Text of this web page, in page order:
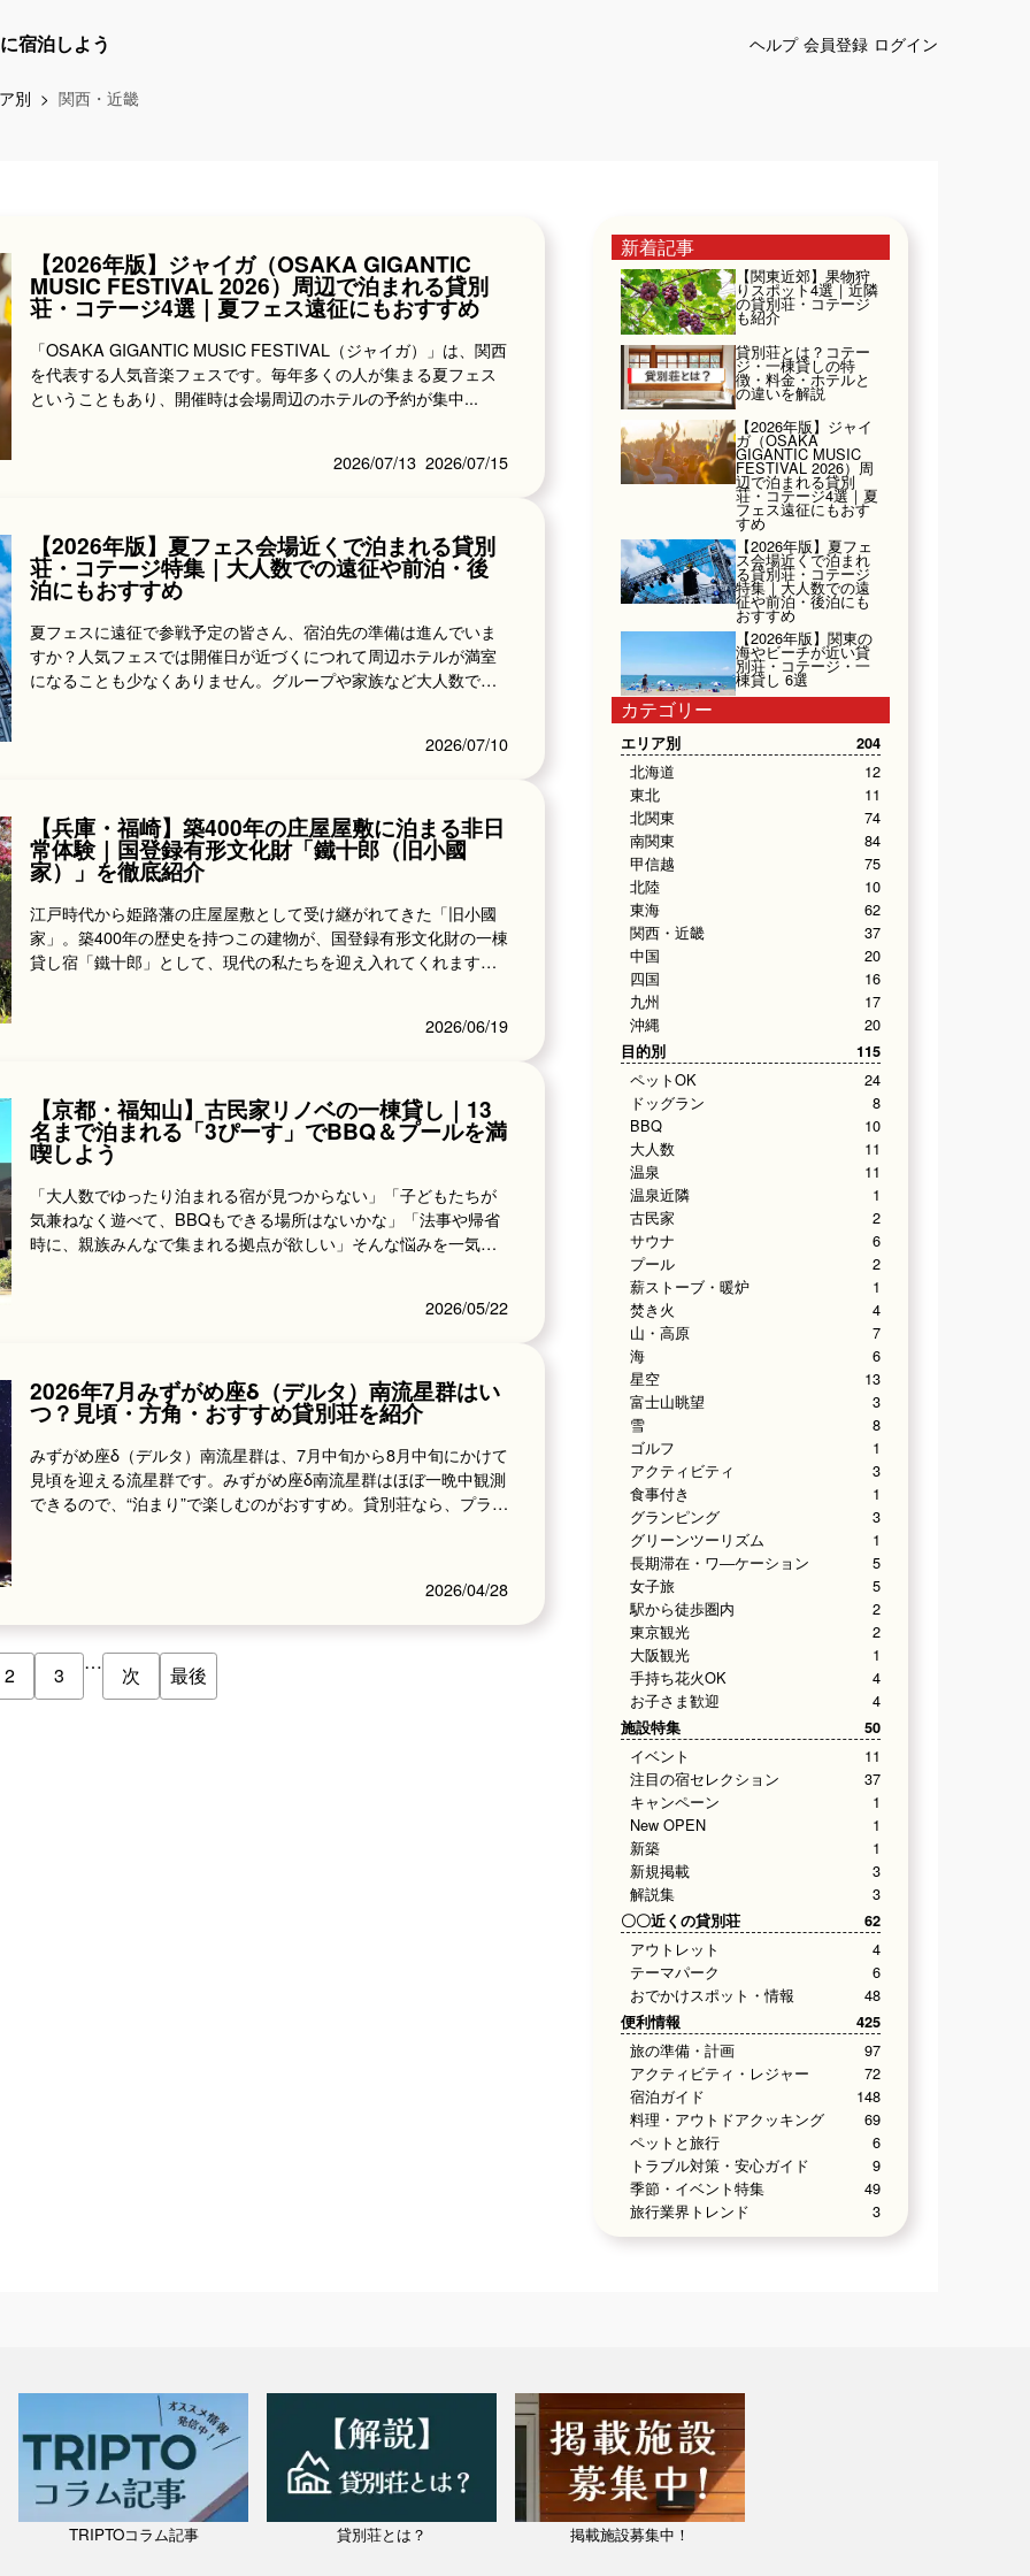
宿泊しよう ヘルプ 会員登録 ログイン
別 関西・近畿
【2026年版】ジャイガ（OSAKA GIGANTIC
MUSIC FESTIVAL 2026）周辺で泊まれる貸別
荘・コテージ4選｜夏フェス遠征にもおすすめ
「OSAKA GIGANTIC MUSIC FESTIVAL（ジャイガ）」は、関西
を代表する人気音楽フェスです。毎年多くの人が集まる夏フェス
ということもあり、開催時は会場周辺のホテルの予約が集中...
2026/07/13 2026/07/15
【2026年版】夏フェス会場近くで泊まれる貸別
荘・コテージ特集｜大人数での遠征や前泊・後
泊にもおすすめ
夏フェスに遠征で参戦予定の皆さん、宿泊先の準備は進んでいま
すか？人気フェスでは開催日が近づくにつれて周辺ホテルが満室
になることも少なくありません。グループや家族など大人数での
2026/07/10
【兵庫・福崎】築400年の庄屋屋敷に泊まる非日
常体験｜国登録有形文化財「鐵十郎（旧小國
家）」を徹底紹介
江戸時代から姫路藩の庄屋屋敷として受け継がれてきた「旧小國
家」。築400年の歴史を持つこの建物が、国登録有形文化財の一棟
貸し宿「鐵十郎」として、現代の私たちを迎え入れてくれます。
2026/06/19
【京都・福知山】古民家リノベの一棟貸し｜13
名まで泊まれる「3ぴーす」でBBQ＆プールを満
喫しよう
「大人数でゆったり泊まれる宿が見つからない」「子どもたちが
気兼ねなく遊べて、BBQもできる場所はないかな」「法事や帰省
時に、親族みんなで集まれる拠点が欲しい」そんな悩みを一気に
2026/05/22
2026年7月みずがめ座δ（デルタ）南流星群はい
つ？見頃・方角・おすすめ貸別荘を紹介
みずがめ座δ（デルタ）南流星群は、7月中旬から8月中旬にかけて
見頃を迎える流星群です。みずがめ座δ南流星群はほぼ一晩中観測
できるので、“泊まり”で楽しむのがおすすめ。貸別荘なら、プライ
2026/04/28
2 3
…
次 最後
新着記事
【関東近郊】果物狩
りスポット4選｜近隣
の貸別荘・コテージ
も紹介
貸別荘とは？コテー
ジ・一棟貸しの特
徴・料金・ホテルと
の違いを解説
【2026年版】ジャイ
ガ（OSAKA
GIGANTIC MUSIC
FESTIVAL 2026）周
辺で泊まれる貸別
荘・コテージ4選｜夏
フェス遠征にもおす
すめ
【2026年版】夏フェ
ス会場近くで泊まれ
る貸別荘・コテージ
特集｜大人数での遠
征や前泊・後泊にも
おすすめ
【2026年版】関東の
海やビーチが近い貸
別荘・コテージ・一
棟貸し 6選
カテゴリー
エリア別 204
北海道
12
東北
11
北関東
74
南関東
84
甲信越
75
北陸
10
東海
62
関西・近畿
37
中国
20
四国
16
九州
17
沖縄
20
目的別 115
ペットOK
24
ドッグラン
8
BBQ
10
大人数
11
温泉
11
温泉近隣
1
古民家
2
サウナ
6
プール
2
薪ストーブ・暖炉
1
焚き火
4
山・高原
7
海
6
星空
13
富士山眺望
3
雪
8
ゴルフ
1
アクティビティ
3
食事付き
1
グランピング
3
グリーンツーリズム
1
長期滞在・ワ―ケーション
5
女子旅
5
駅から徒歩圏内
2
東京観光
2
大阪観光
1
手持ち花火OK
4
お子さま歓迎
4
施設特集 50
イベント
11
注目の宿セレクション
37
キャンペーン
1
New OPEN
1
新築
1
新規掲載
3
解説集
3
〇〇近くの貸別荘 62
アウトレット
4
テーマパーク
6
おでかけスポット・情報
48
便利情報 425
旅の準備・計画
97
アクティビティ・レジャー
72
宿泊ガイド
148
料理・アウトドアクッキング
69
ペットと旅行
6
トラブル対策・安心ガイド
9
季節・イベント特集
49
旅行業界トレンド
3
TRIPTOコラム記事 貸別荘とは？ 掲載施設募集中！